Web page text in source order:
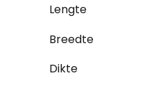
Lengte
Breedte
Dikte